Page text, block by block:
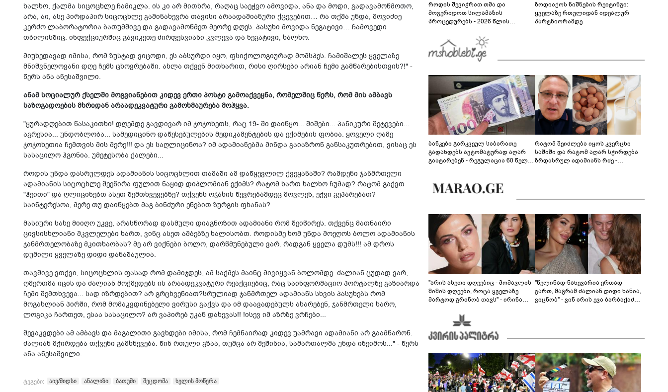
ხალხო, ქალმა სიცოცხლე ჩამიკლა. ის კი არ მითხრა, რაღაც საეჭვო ამოვიდა, ანა და მოდი, გადავამოწმოთო,
არა, აი, ასე პირდაპირ სიცოცხლე გამინახევრა თავისი არაადამიანური ქცევებით… რა თქმა უნდა, მოვიძიე
კერძო ლაბორატორია ბათუმშივე და გადავამოწმეთ მეორე დღეს. პასუხი მოვიდა ნეგატივი… ჩამოვედი
თბილისშიც. ინფექციურშიც გავიკეთე ძირფესვიანი კვლევა და ნეგატივი, ხალხო.
მიუხედავად იმისა, რომ ზუსტად ვიცოდი, ეს აბსურდი იყო, ფსიქოლოგიურად მომსპეს. ჩამიშალეს ყველაზე
მნიშვნელოვანი დღე ჩემს ცხოვრებაში. ახლა თქვენ მითხარით, რისი ღირსები არიან ჩემი გამწარებისთვის?!" -
წერს ანა ანესაშვილი.
ანამ სოციალურ ქსელში მოგვიანებით კიდევ ერთი პოსტი გამოაქვეყნა, რომელშიც წერს, რომ მის ამბავს
საზოგადოების მხრიდან არაადეკვატური გამოხმაურება მოჰყვა.
"ყურადღებით წასაკითხი! დღემდე გავდივარ იმ ჯოჯოხეთს, რაც 19- ში დაიწყო... შიშები... პანიკური შეტევები...
აგრესია... უნდობლობა... სამედიცინო დაწესებულების მედიკამენტების და ექიმების ფობია. ყოველი ღამე
ჯოჯოხეთია ჩემთვის მის მერე!!! და ეს საღლიცინოა? იმ ადამიანებმა მინდა გაიაზრონ განსაკუთრებით, ვისაც ეს
სასაცილო ჰგონია. უმეტესობა ქალები...
როდის უნდა დასრულდეს ადამიანის სიცოცხლით თამაში ამ დაწყევლილ ქვეყანაში? რამდენი ჯანმრთელი
ადამიანის სიცოცხლე შეეწირა ფულით ნაყიდ დიპლომიან ექიმს? რატომ ხართ ხალხო ჩუმად? რატომ გაქვთ
"ჰეითი" და ღლიცინებთ ასეთ შემთხვევებზე? თქვენს ოჯახის წევრებამდეც მოვლენ, ეჭვი გეპარებათ?
საინტერესოა, მერე თუ დაიწყებთ მაგ ბინძური ენებით ზურგის ფხანას?
მასიური სახე მიიღო უკვე, არასწორად დასმული დიაგნოზით ადამიანი რომ შეიწირეს. თქვენც მათნაირი
ცივსისხლიანი მკვლელები ხართ, ვინც ასეთ ამბებზე ხალისობთ. როდისმე ხომ უნდა მოეღოს ბოლო ადამიანის
ჯანმრთელობაზე მკითხაობას? მე არ ვიქნები ბოლო, დარწმუნებული ვარ. რადგან ყველა დუმს!!! ამ დროს
დუმილი ყველაზე დიდი დანაშაულია.
თავშივე ვთქვი, სიცოცხლის ფასად რომ დამიჯდეს, ამ საქმეს მაინც მივიყვან ბოლომდე. ძალიან ცუდად ვარ,
ღმერთმა იცის და ძალიან მოქმედებს ის არაადეკვატური რეაქციებიც, რაც საინფორმაციო პორტალზე გაზიარდა
ჩემი შემთხვევა... სად იზრდებით? არ გრცხვენიათ?სრულიად ჯანმრთელ ადამიანს სხვის პასუხებს რომ
მოგახლიან პირში, რომ მომაკვდინებელი ვირუსი გაქვს და იმ დაავადებულს ახარებენ, ჯანმრთელი ხარო,
ლოგიკა ჩართეთ, ესაა სასაცილო? არ ვაპირებ უკან დახევას!! !ისევ იმ აზრზე ვრჩები...
შევაკვდები ამ ამბავს და მაგალითი გავხდები იმისა, რომ ჩემნაირად კიდევ უამრავი ადამიანი არ გაამწარონ.
ძალიან მჭირდება თქვენი გამხნევება. წინ რთული გზაა, თუმცა არ მეშინია, სამართალმა უნდა იზეიმოს..." - წერს
ანა ანესაშვილი.
ტეგები: აივ/შიდსი ანალიზი ბათუმი შეცდომა ხელის მოწერა
როდის შევიჭრათ თმა და
მოვერიდოთ სილამაზის
პროცედურებს - 2026 წლის
გზამკვლევი
ზოდიაქოს ნიშნების რეიტინგი:
ყველაზე რთულიდან იდეალურ
პარტნიორამდე
ბანკები გარკვეულ საბარათე
გადახდებს ავტომატურად აღარ
გაატარებენ - რეგულაცია 60 წელს
რატომ შეიძლება იყოს კვერცხი
საშიში და რატომ აღარ სჭირდება
ზრდასრულ ადამიანს რძე -
"არის ასეთი დღეებიც - მომავლის
შიშის დღეები, როცა ყველაზე
მარტოდ გრძნობ თავს" - ირინა
"წელიწად-ნახევარია ერთად
ვართ, მაგრამ ძალიან დიდი ხანია,
ვიცნობ" - ვინ არის ევა ბარბაქაძის